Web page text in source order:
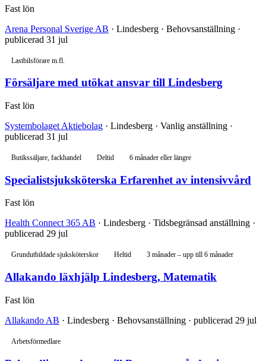
Fast lön
Arena Personal Sverige AB · Lindesberg · Behovsanställning ·
publicerad 31 jul
Lastbilsförare m.fl.
Försäljare med utökat ansvar till Lindesberg
Fast lön
Systembolaget Aktiebolag · Lindesberg · Vanlig anställning ·
publicerad 31 jul
Butikssäljare, fackhandel Deltid 6 månader eller längre
Specialistsjuksköterska Erfarenhet av intensivvård
Fast lön
Health Connect 365 AB · Lindesberg · Tidsbegränsad anställning ·
publicerad 29 jul
Grundutbildade sjuksköterskor Heltid 3 månader – upp till 6 månader
Allakando läxhjälp Lindesberg, Matematik
Fast lön
Allakando AB · Lindesberg · Behovsanställning · publicerad 29 jul
Arbetsförmedlare